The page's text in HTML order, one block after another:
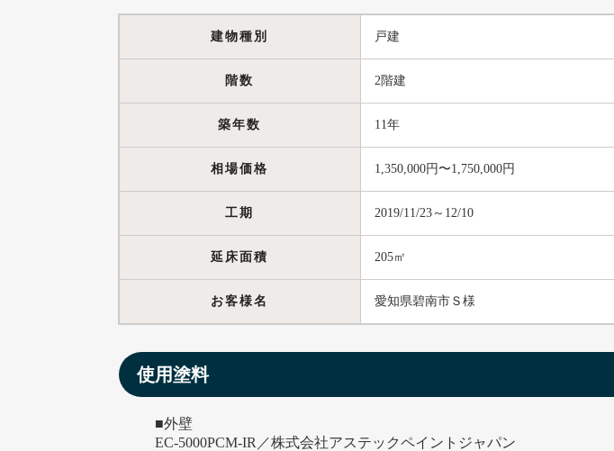
建物種別 戸建
階数 2階建
築年数 11年
相場価格 1,350,000円〜1,750,000円
工期 2019/11/23～12/10
延床面積 205㎡
お客様名 愛知県碧南市Ｓ様
使用塗料
■外壁
EC-5000PCM-IR／株式会社アステックペイントジャパン